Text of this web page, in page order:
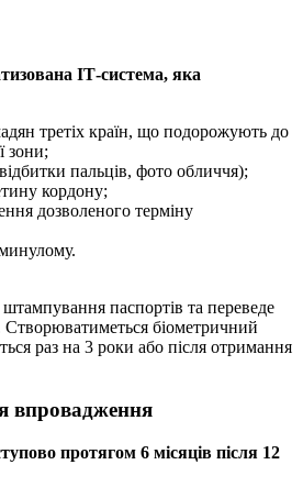
ІТ-система, яка
третіх країн, що подорожують до
зони;
пальців, фото обличчя);
кордону;
дозволеного терміну
минулому.
паспортів та переведе
біометричний
раз на 3 роки або після отримання
впровадження
протягом 6 місяців після 12